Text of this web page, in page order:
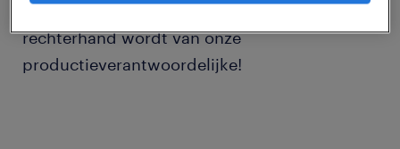
zoeken wij een enthousiaste 'vlinder' die de
rechterhand wordt van onze
productieverantwoordelijke!